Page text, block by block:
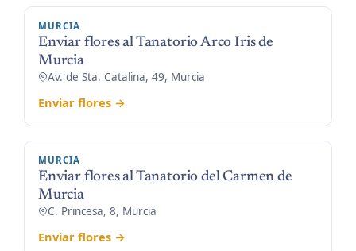
MURCIA
Enviar flores al Tanatorio Arco Iris de
Murcia
Av. de Sta. Catalina, 49, Murcia
Enviar flores →
MURCIA
Enviar flores al Tanatorio del Carmen de
Murcia
C. Princesa, 8, Murcia
Enviar flores →